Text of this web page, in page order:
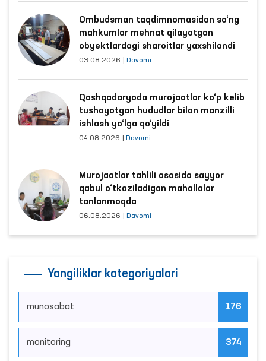
Ombudsman taqdimnomasidan so‘ng
mahkumlar mehnat qilayotgan
obyektlardagi sharoitlar yaxshilandi
03.08.2026 Davomi
Qashqadaryoda murojaatlar ko‘p kelib
tushayotgan hududlar bilan manzilli
ishlash yo‘lga qo‘yildi
04.08.2026 Davomi
Murojaatlar tahlili asosida sayyor
qabul o‘tkaziladigan mahallalar
tanlanmoqda
06.08.2026 Davomi
Yangiliklar kategoriyalari
munosabat 176
monitoring 374